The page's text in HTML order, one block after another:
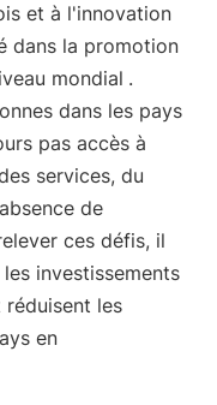
et à l'innovation
dans la promotion
mondial .
dans les pays
pas accès à
services, du
de
ces défis, il
investissements
les
en